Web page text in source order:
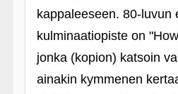
kappaleeseen. 80-luvun
kulminaatiopiste on
jonka (kopion) katsoin
ainakin kymmenen